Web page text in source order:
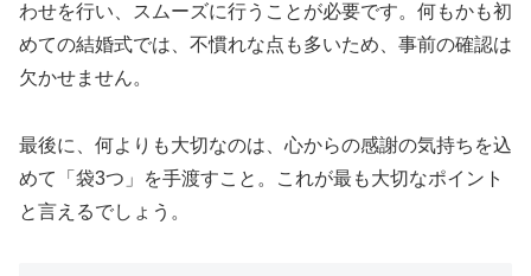
わせを行い、スムーズに行うことが必要です。何もかも初
めての結婚式では、不慣れな点も多いため、事前の確認は
欠かせません。
最後に、何よりも大切なのは、心からの感謝の気持ちを込
めて「袋3つ」を手渡すこと。これが最も大切なポイント
と言えるでしょう。